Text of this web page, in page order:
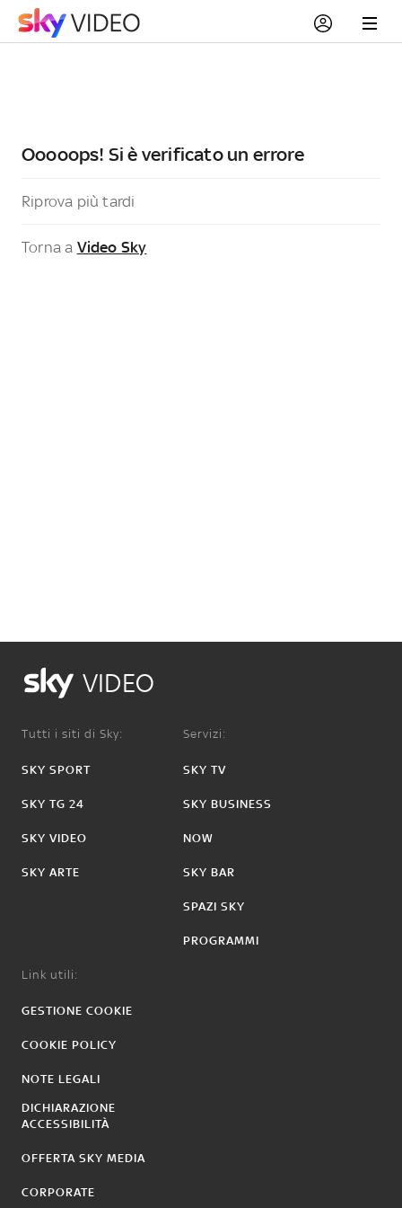
Ooooops! Si è verificato un errore
Riprova più tardi
Torna a Video Sky
VIDEO
Tutti i siti di Sky:
SKY SPORT
SKY TG 24
SKY VIDEO
SKY ARTE
Servizi:
SKY TV
SKY BUSINESS
NOW
SKY BAR
SPAZI SKY
PROGRAMMI
Link utili:
GESTIONE COOKIE
COOKIE POLICY
NOTE LEGALI
DICHIARAZIONE
ACCESSIBILITÀ
OFFERTA SKY MEDIA
CORPORATE